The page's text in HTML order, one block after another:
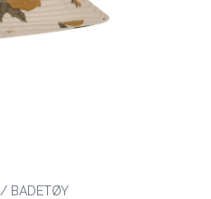
/ BADETØY